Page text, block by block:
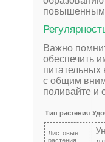
повышенным
Важно
обеспечить
питательных
с общим
поливайте и
Тип растения
Листовые
растения